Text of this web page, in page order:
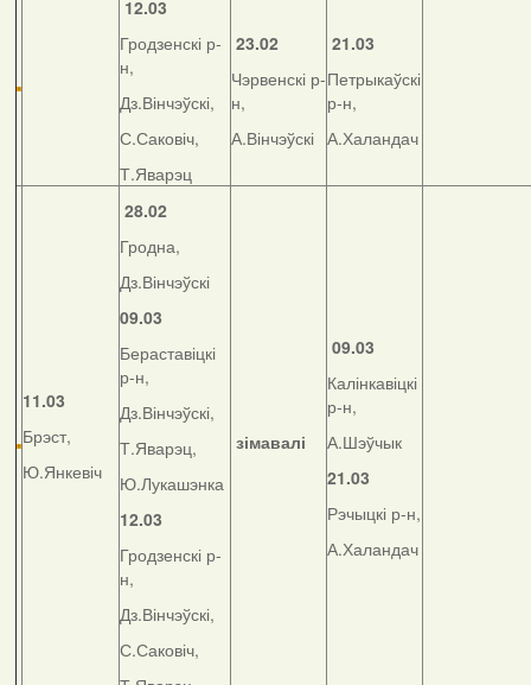
12.03
Гродзенскі р-
н,
Дз.Вінчэўскі,
С.Саковіч,
Т.Яварэц
23.02
Чэрвенскі р-
н,
А.Вінчэўскі
21.03
Петрыкаўскі
р-н,
А.Халандач
11.03
Брэст,
Ю.Янкевіч
28.02
Гродна,
Дз.Вінчэўскі
09.03
Бераставіцкі
р-н,
Дз.Вінчэўскі,
Т.Яварэц,
Ю.Лукашэнка
12.03
Гродзенскі р-
н,
Дз.Вінчэўскі,
С.Саковіч,
зімавалі
09.03
Калінкавіцкі
р-н,
А.Шэўчык
21.03
Рэчыцкі р-н,
А.Халандач